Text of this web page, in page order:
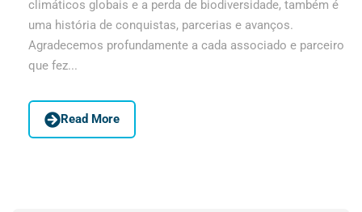
climáticos globais e a perda de biodiversidade, também é
uma história de conquistas, parcerias e avanços.
Agradecemos profundamente a cada associado e parceiro
que fez...
Read More